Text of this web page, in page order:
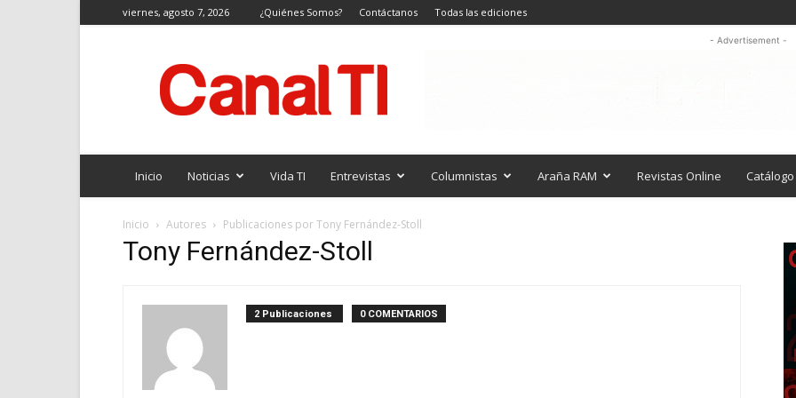
viernes, agosto 7, 2026 ¿Quiénes Somos? Contáctanos Todas las ediciones
TI
- Advertisement -
Inicio Noticias Vida TI Entrevistas Columnistas Araña RAM Revistas Online Catálogo
Inicio Autores Publicaciones por Tony Fernández-Stoll
Tony Fernández-Stoll
2 Publicaciones 0 COMENTARIOS